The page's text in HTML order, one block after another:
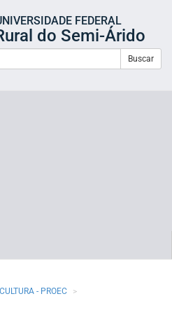
FEDERAL
do Semi-Árido
Buscar
- PROEC